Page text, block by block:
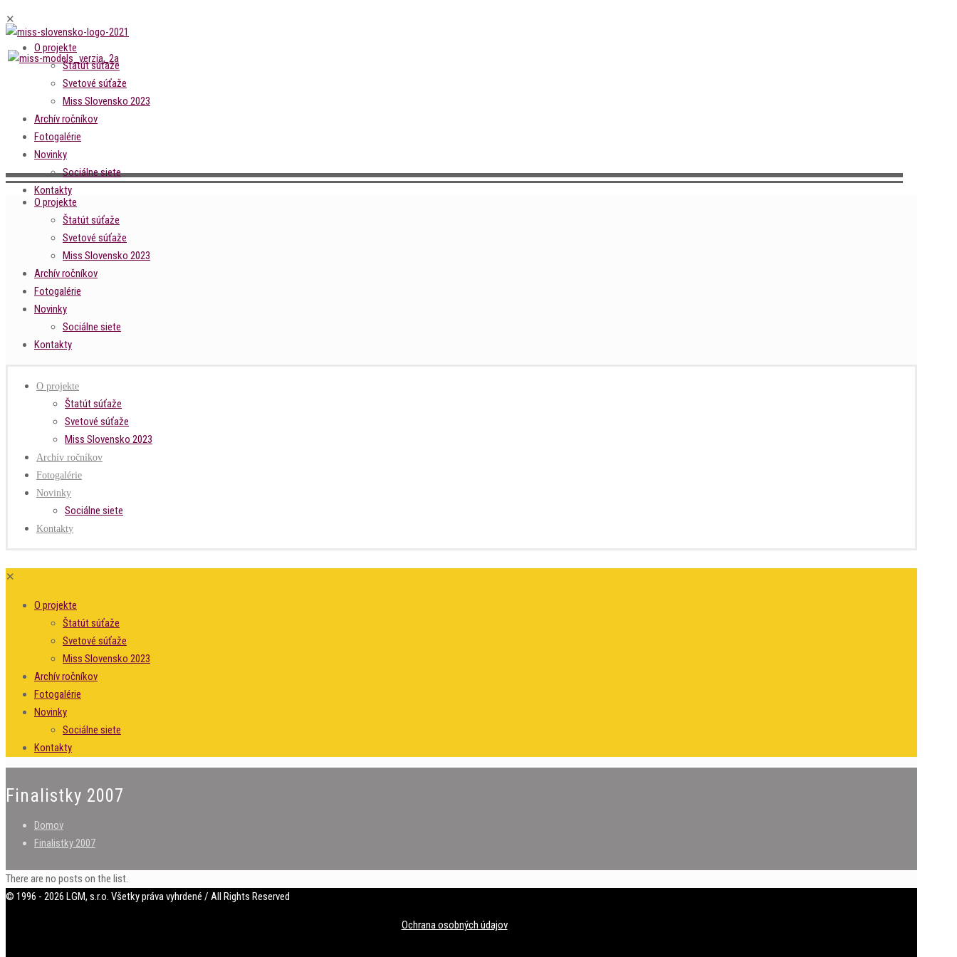
✕
O projekte
Štatút súťaže
Svetové súťaže
Miss Slovensko 2023
Archív ročníkov
Fotogalérie
Novinky
Sociálne siete
Kontakty
O projekte
Štatút súťaže
Svetové súťaže
Miss Slovensko 2023
Archív ročníkov
Fotogalérie
Novinky
Sociálne siete
Kontakty
O projekte
Štatút súťaže
Svetové súťaže
Miss Slovensko 2023
Archív ročníkov
Fotogalérie
Novinky
Sociálne siete
Kontakty
✕
O projekte
Štatút súťaže
Svetové súťaže
Miss Slovensko 2023
Archív ročníkov
Fotogalérie
Novinky
Sociálne siete
Kontakty
Finalistky 2007
Domov
Finalistky 2007
There are no posts on the list.
© 1996 - 2026 LGM, s.r.o. Všetky práva vyhrdené / All Rights Reserved
Ochrana osobných údajov